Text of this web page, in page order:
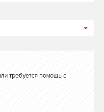
требуется помощь с